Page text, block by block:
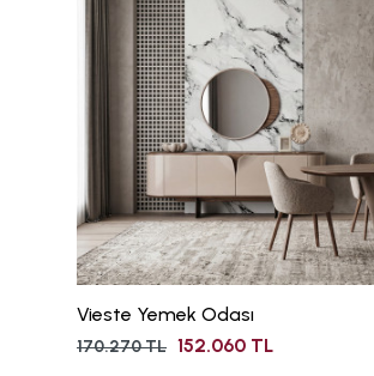
Vieste Yemek Odası
170.270 TL 152.060 TL